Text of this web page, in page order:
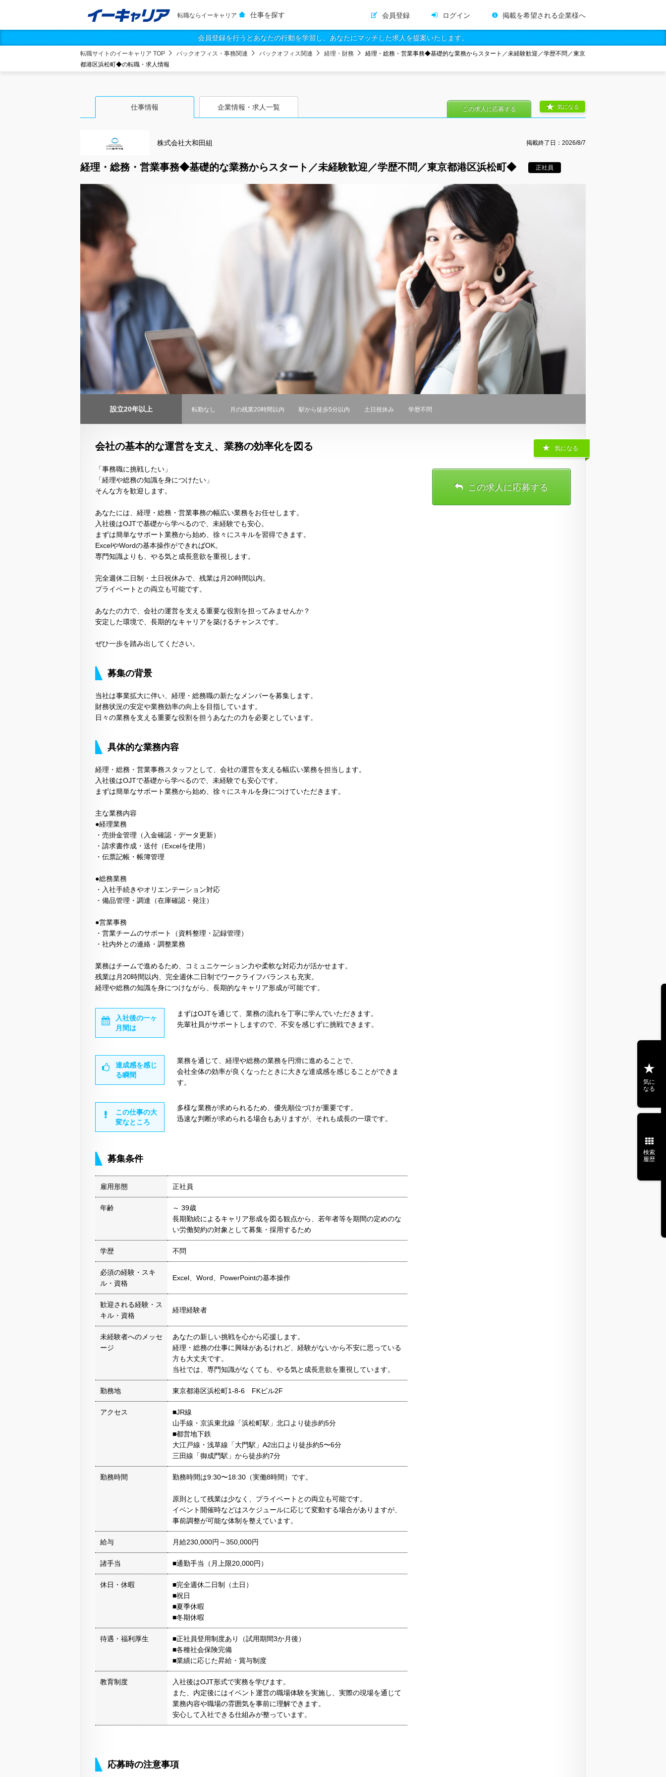
転職ならイーキャリア 仕事を探す 会員登録 ログイン 掲載を希望される企業様へ
会員登録を行うとあなたの行動を学習し、あなたにマッチした求人を提案いたします。
転職サイトのイーキャリア TOP バックオフィス・事務関連 バックオフィス関連 経理・財務
経理・総務・営業事務◆基礎的な業務からスタート／未経験歓迎／学歴不問／東京
都港区浜松町◆の転職・求人情報
仕事情報 企業情報・求人一覧
株式会社大和田組 掲載終了日： 2026/8/7
経理・総務・営業事務◆基礎的な業務からスタート／未経験歓迎／学歴不問／東京都港区浜松町◆ 正社員
気になる
この求人に応募する
設立20年以上 転勤なし 月の残業20時間以内 駅から徒歩5分以内 土日祝休み 学歴不問
会社の基本的な運営を支え、業務の効率化を図る
「事務職に挑戦したい」
「経理や総務の知識を身につけたい」
そんな方を歓迎します。
あなたには、経理・総務・営業事務の幅広い業務をお任せします。
入社後はOJTで基礎から学べるので、未経験でも安心。
まずは簡単なサポート業務から始め、徐々にスキルを習得できます。
ExcelやWordの基本操作ができればOK。
専門知識よりも、やる気と成長意欲を重視します。
完全週休二日制・土日祝休みで、残業は月20時間以内。
プライベートとの両立も可能です。
あなたの力で、会社の運営を支える重要な役割を担ってみませんか？
安定した環境で、長期的なキャリアを築けるチャンスです。
ぜひ一歩を踏み出してください。
募集の背景
当社は事業拡大に伴い、経理・総務職の新たなメンバーを募集します。
財務状況の安定や業務効率の向上を目指しています。
日々の業務を支える重要な役割を担うあなたの力を必要としています。
具体的な業務内容
経理・総務・営業事務スタッフとして、会社の運営を支える幅広い業務を担当します。
入社後はOJTで基礎から学べるので、未経験でも安心です。
まずは簡単なサポート業務から始め、徐々にスキルを身につけていただきます。
主な業務内容
●経理業務
・売掛金管理（入金確認・データ更新）
・請求書作成・送付（Excelを使用）
・伝票記帳・帳簿管理
●総務業務
・入社手続きやオリエンテーション対応
・備品管理・調達（在庫確認・発注）
●営業事務
・営業チームのサポート（資料整理・記録管理）
・社内外との連絡・調整業務
業務はチームで進めるため、コミュニケーション力や柔軟な対応力が活かせます。
残業は月20時間以内、完全週休二日制でワークライフバランスも充実。
経理や総務の知識を身につけながら、長期的なキャリア形成が可能です。
入社後の一ヶ
月間は
まずはOJTを通じて、業務の流れを丁寧に学んでいただきます。
先輩社員がサポートしますので、不安を感じずに挑戦できます。
達成感を感じ
る瞬間
業務を通じて、経理や総務の業務を円滑に進めることで、
会社全体の効率が良くなったときに大きな達成感を感じることができま
す。
この仕事の大
変なところ
多様な業務が求められるため、優先順位づけが重要です。
迅速な判断が求められる場合もありますが、それも成長の一環です。
募集条件
雇用形態 正社員
年齢
～ 39歳
長期勤続によるキャリア形成を図る観点から、若年者等を期間の定めのな
い労働契約の対象として募集・採用するため
学歴 不問
必須の経験・スキ
ル・資格
Excel、Word、PowerPointの基本操作
歓迎される経験・ス
キル・資格
経理経験者
未経験者へのメッセ
ージ
あなたの新しい挑戦を心から応援します。
経理・総務の仕事に興味があるけれど、経験がないから不安に思っている
方も大丈夫です。
当社では、専門知識がなくても、やる気と成長意欲を重視しています。
勤務地 東京都港区浜松町1-8-6 FKビル2F
アクセス
■JR線
山手線・京浜東北線「浜松町駅」北口より徒歩約5分
■都営地下鉄
大江戸線・浅草線「大門駅」A2出口より徒歩約5〜6分
三田線「御成門駅」から徒歩約7分
勤務時間 勤務時間は9:30〜18:30（実働8時間）です。
原則として残業は少なく、プライベートとの両立も可能です。
イベント開催時などはスケジュールに応じて変動する場合がありますが、
事前調整が可能な体制を整えています。
給与 月給230,000円～350,000円
諸手当 ■通勤手当（月上限20,000円）
休日・休暇
■完全週休二日制（土日）
■祝日
■夏季休暇
■冬期休暇
待遇・福利厚生
■正社員登用制度あり（試用期間3か月後）
■各種社会保険完備
■業績に応じた昇給・賞与制度
教育制度
入社後はOJT形式で実務を学びます。
また、内定後にはイベント運営の職場体験を実施し、実際の現場を通じて
業務内容や職場の雰囲気を事前に理解できます。
安心して入社できる仕組みが整っています。
応募時の注意事項
気になる
この求人に応募する
気に
なる
検索
履歴